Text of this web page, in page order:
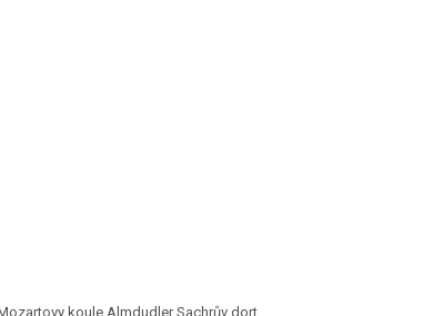
koule Almdudler Sachrův dort